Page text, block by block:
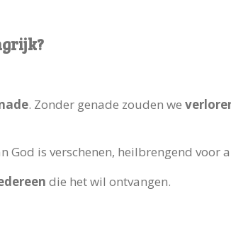
. Zonder genade zouden we
God is verschenen, heilbrengend voor
die het wil ontvangen.